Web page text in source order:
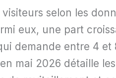
selon les
eux, une part
demande entre 4 et
mai 2026 détaille